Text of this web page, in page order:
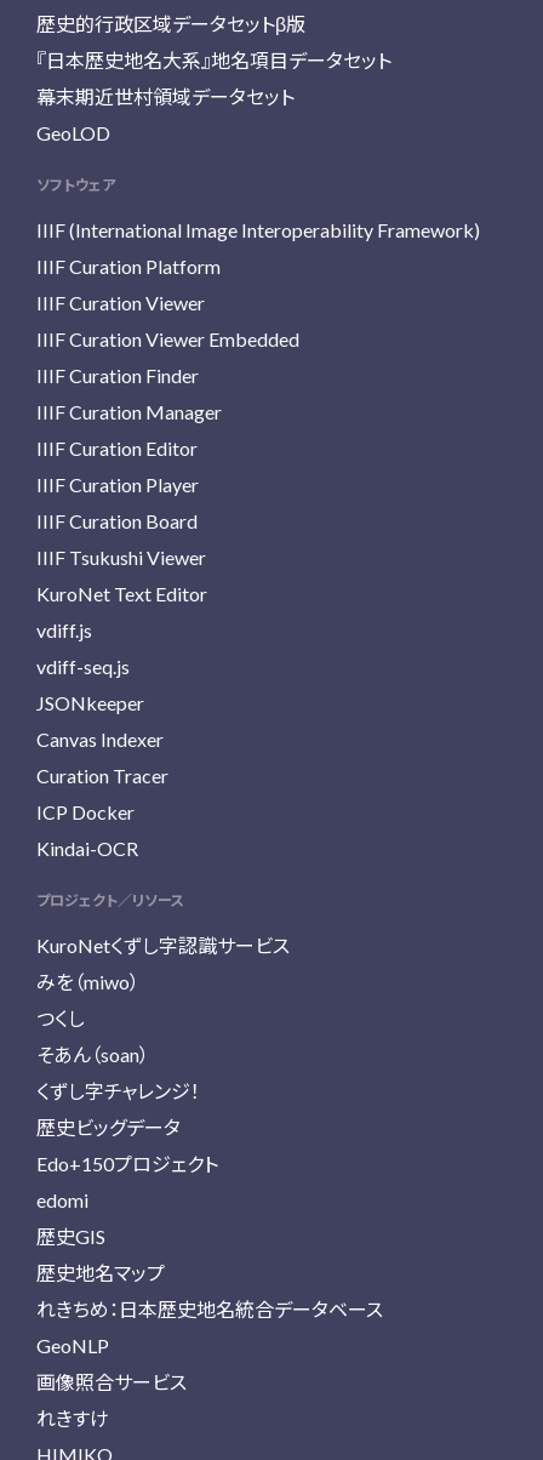
歴史的行政区域データセットβ版
『日本歴史地名大系』地名項目データセット
幕末期近世村領域データセット
GeoLOD
ソフトウェア
IIIF (International Image Interoperability Framework)
IIIF Curation Platform
IIIF Curation Viewer
IIIF Curation Viewer Embedded
IIIF Curation Finder
IIIF Curation Manager
IIIF Curation Editor
IIIF Curation Player
IIIF Curation Board
IIIF Tsukushi Viewer
KuroNet Text Editor
vdiff.js
vdiff-seq.js
JSONkeeper
Canvas Indexer
Curation Tracer
ICP Docker
Kindai-OCR
プロジェクト／リソース
KuroNetくずし字認識サービス
みを（miwo）
つくし
そあん（soan）
くずし字チャレンジ！
歴史ビッグデータ
Edo+150プロジェクト
edomi
歴史GIS
歴史地名マップ
れきちめ：日本歴史地名統合データベース
GeoNLP
画像照合サービス
れきすけ
HIMIKO